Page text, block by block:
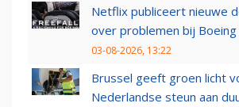
Netflix publiceert nieuwe
over problemen bij Boeing
03-08-2026, 13:22
Brussel geeft groen licht
Nederlandse steun aan